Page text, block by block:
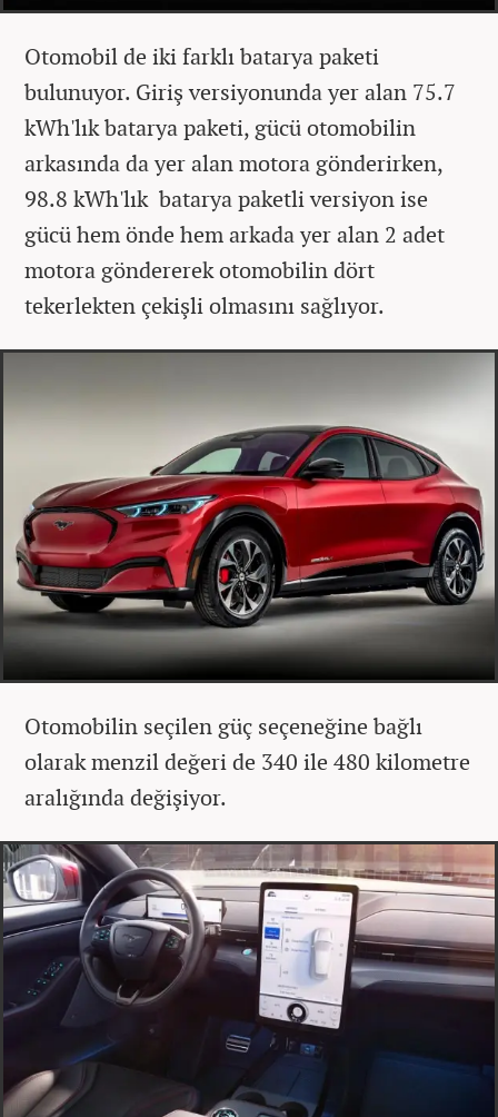
Otomobil de iki farklı batarya paketi
bulunuyor. Giriş versiyonunda yer alan 75.7
kWh'lık batarya paketi, gücü otomobilin
arkasında da yer alan motora gönderirken,
98.8 kWh'lık batarya paketli versiyon ise
gücü hem önde hem arkada yer alan 2 adet
motora göndererek otomobilin dört
tekerlekten çekişli olmasını sağlıyor.
Otomobilin seçilen güç seçeneğine bağlı
olarak menzil değeri de 340 ile 480 kilometre
aralığında değişiyor.